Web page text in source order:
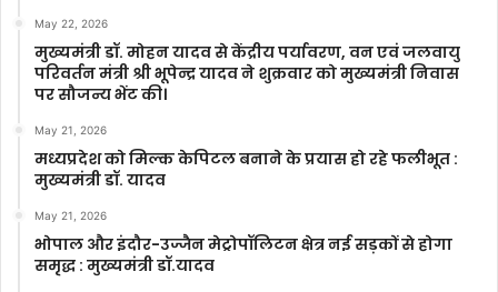
May 22, 2026
मुख्यमंत्री डॉ. मोहन यादव से केंद्रीय पर्यावरण, वन एवं जलवायु
परिवर्तन मंत्री श्री भूपेन्द्र यादव ने शुक्रवार को मुख्यमंत्री निवास
पर सौजन्य भेंट की।
May 21, 2026
मध्यप्रदेश को मिल्क केपिटल बनाने के प्रयास हो रहे फलीभूत :
मुख्यमंत्री डॉ. यादव
May 21, 2026
भोपाल और इंदौर-उज्जैन मेट्रोपॉलिटन क्षेत्र नई सड़कों से होगा
समृद्ध : मुख्यमंत्री डॉ.यादव